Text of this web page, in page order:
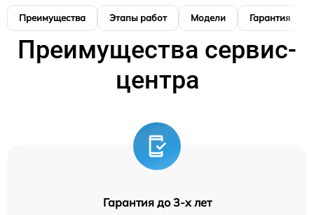
Преимущества Этапы работ Модели Гарантия
Преимущества сервис-
центра
Гарантия до 3-х лет